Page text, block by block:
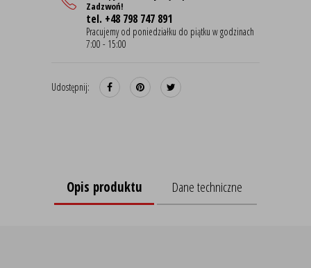
Zadzwoń!
tel. +48 798 747 891
Pracujemy od poniedziałku do piątku w godzinach
7:00 - 15:00
Udostępnij:
Opis produktu Dane techniczne